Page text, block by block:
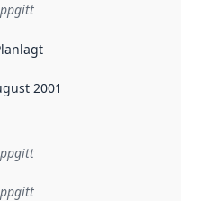
når dataene i dette
2001